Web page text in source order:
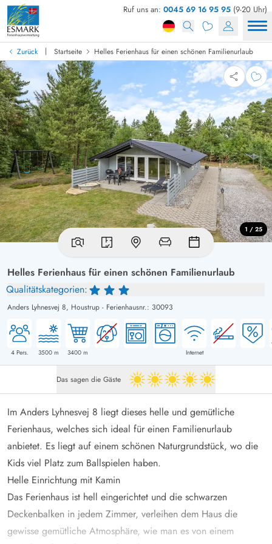
Ruf uns an: 0045 69 16 95 95 (9-20 Uhr)
Zurück | Startseite Helles Ferienhaus für einen schönen Familienurlaub
Helles Ferienhaus für einen schönen Familienurlaub
Qualitätskategorien:
Anders Lyhnesvej 8, Houstrup - Ferienhausnr.: 30093
4Pers. 3500 m 3400 m Internet
1 / 25
Das sagen die Gäste 5 von 5
Im Anders Lyhnesvej 8 liegt dieses helle und gemütliche
Ferienhaus, welches sich ideal für einen Familienurlaub
anbietet. Es liegt auf einem schönen Naturgrundstück, wo die
Kids viel Platz zum Ballspielen haben.
Helle Einrichtung mit Kamin
Das Ferienhaus ist hell eingerichtet und die schwarzen
Deckenbalken in jedem Zimmer, verleihen dem Haus die
gewisse gemütliche Atmosphäre, wie man es von einem